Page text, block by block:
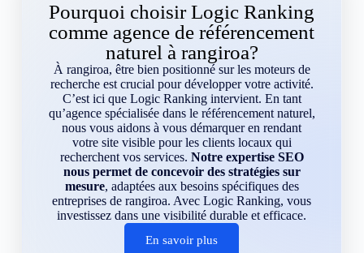
Pourquoi choisir Logic Ranking
comme agence de référencement
naturel à rangiroa?
À rangiroa, être bien positionné sur les moteurs de
recherche est crucial pour développer votre activité.
C’est ici que Logic Ranking intervient. En tant
qu’agence spécialisée dans le référencement naturel,
nous vous aidons à vous démarquer en rendant
votre site visible pour les clients locaux qui
recherchent vos services. Notre expertise SEO
nous permet de concevoir des stratégies sur
mesure, adaptées aux besoins spécifiques des
entreprises de rangiroa. Avec Logic Ranking, vous
investissez dans une visibilité durable et efficace.
En savoir plus